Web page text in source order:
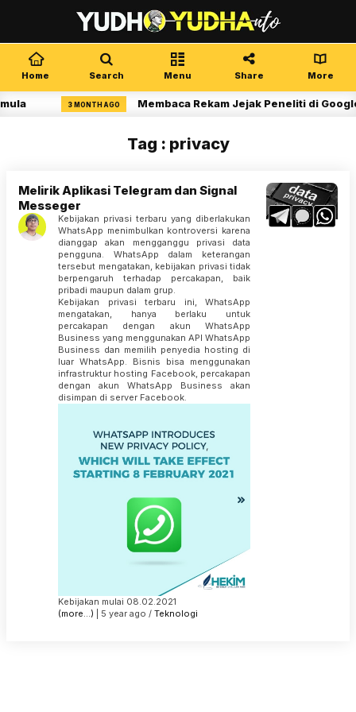
Home Search Menu Share More
3 MONTH AGO Membaca Rekam Jejak Peneliti di
Tag : privacy
Melirik Aplikasi Telegram dan Signal
Messeger
Kebijakan privasi terbaru yang diberlakukan
WhatsApp menimbulkan kontroversi karena
dianggap akan mengganggu privasi data
pengguna. WhatsApp dalam keterangan
tersebut mengatakan, kebijakan privasi tidak
berpengaruh terhadap percakapan, baik
pribadi maupun dalam grup.
Kebijakan privasi terbaru ini, WhatsApp
mengatakan, hanya berlaku untuk
percakapan dengan akun WhatsApp
Business yang menggunakan API WhatsApp
Business dan memilih penyedia hosting di
luar WhatsApp. Bisnis bisa menggunakan
infrastruktur hosting Facebook, percakapan
dengan akun WhatsApp Business akan
disimpan di server Facebook.
Kebijakan mulai 08.02.2021
(more…) | 5 year ago / Teknologi